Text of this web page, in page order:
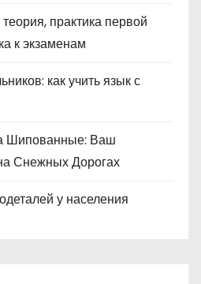
практика первой
к экзаменам
как учить язык с
Шипованные: Ваш
Снежных Дорогах
у населения